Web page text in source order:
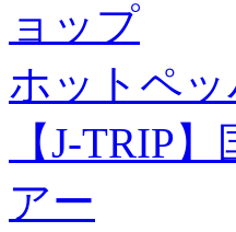
ョップ
ホットペ
【J-TRIP
アー